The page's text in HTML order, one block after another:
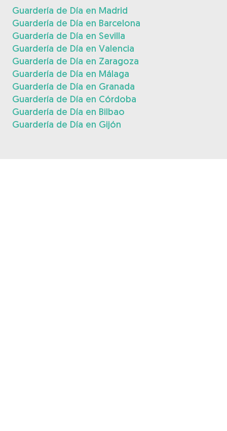
Guardería de Día en Madrid
Guardería de Día en Barcelona
Guardería de Día en Sevilla
Guardería de Día en Valencia
Guardería de Día en Zaragoza
Guardería de Día en Málaga
Guardería de Día en Granada
Guardería de Día en Córdoba
Guardería de Día en Bilbao
Guardería de Día en Gijón